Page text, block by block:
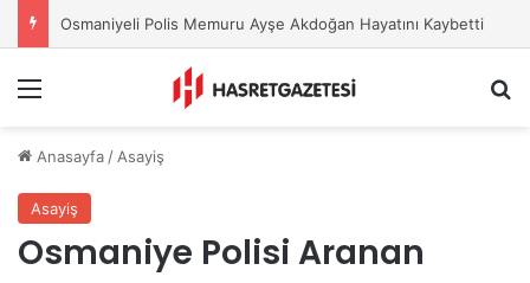
Osmaniyeli Polis Memuru Ayşe Akdoğan Hayatını Kaybetti
Anasayfa / Asayiş
Asayiş
Osmaniye Polisi Aranan